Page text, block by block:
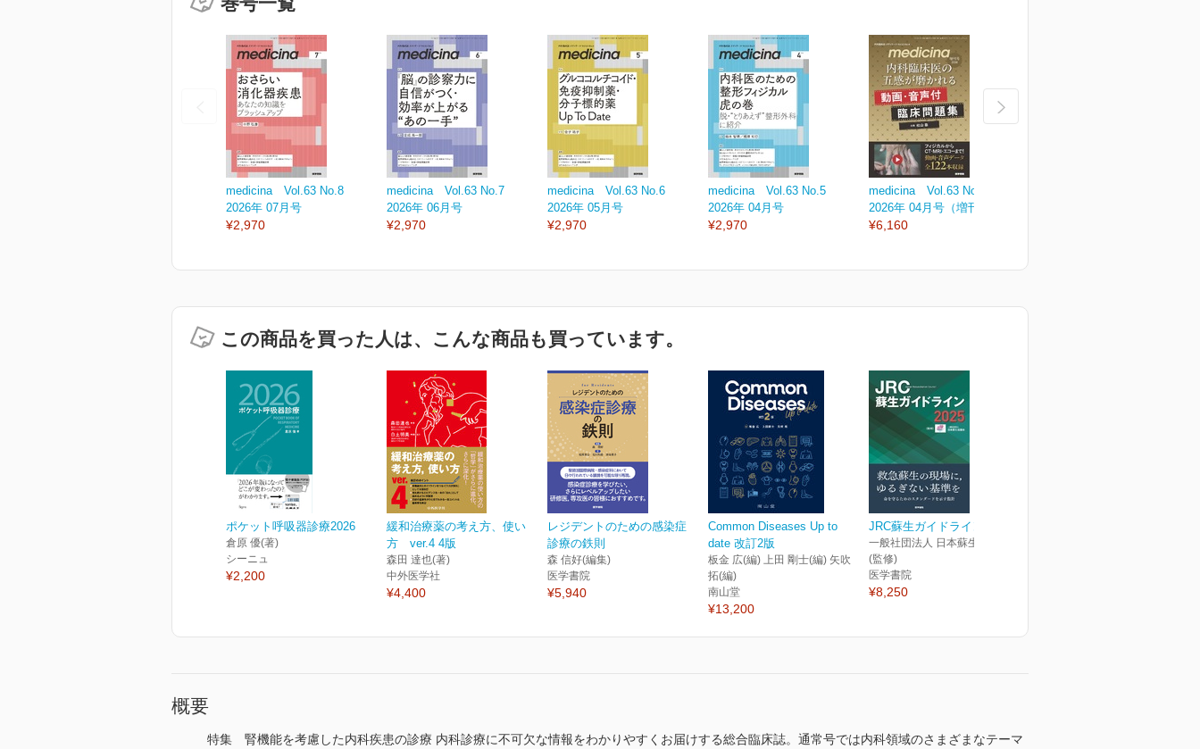
medicina Vol.63 No.8
2026年 07月号
¥2,970
medicina Vol.63 No.7
2026年 06月号
¥2,970
medicina Vol.63 No.6
2026年 05月号
¥2,970
medicina Vol.63 No.5
2026年 04月号
¥2,970
medicina Vol.63 No.4
2026年 04月号（増刊号）
¥6,160
この商品を買った人は、こんな商品も買っています。
ポケット呼吸器診療2026
倉原 優(著)
シーニュ
¥2,200
緩和治療薬の考え方、使い
方 ver.4 4版
森田 達也(著)
中外医学社
¥4,400
レジデントのための感染症
診療の鉄則
森 信好(編集)
医学書院
¥5,940
Common Diseases Up to
date 改訂2版
板金 広(編) 上田 剛士(編) 矢吹
拓(編)
南山堂
¥13,200
JRC蘇生ガイドライン2025
一般社団法人 日本蘇生協議会
(監修)
医学書院
¥8,250
概要
特集 腎機能を考慮した内科疾患の診療 内科診療に不可欠な情報をわかりやすくお届けする総合臨床誌。通常号では内科領域のさまざまなテーマ